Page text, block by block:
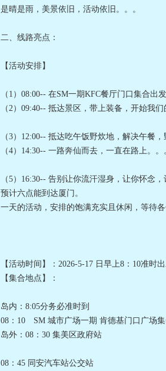
是晴是雨，美景依旧，活动依旧。。。
二、线路亮点：
【活动安排】
（ 1 ） 08:00-- 在SM一期KFC餐厅门口集合出
（2） 09:40-- 抵达景区，带上装备，开始我
（3） 12:00-- 抵达吃午饭野炊地，解决午餐
（4） 14:30-- 一路奔仙而去 ，一直在路上。。
（5） 16:30-- 告别让你流汗湿身，让你怀念
预计六点能到达厦门。
一天的活动，安排的饱满充实且休闲，等待
【活动时间】：2026-5-17 日早上8：10准时
【集合地点】：
岛内：8:05分务必准时到
08：10 SM 城市广场一期 肯德基门口广场
岛外：08：30 集美区政府站
08：45 同安汽车站公交站